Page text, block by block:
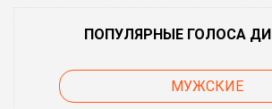
ПОПУЛЯРНЫЕ ГОЛОСА
МУЖСКИЕ